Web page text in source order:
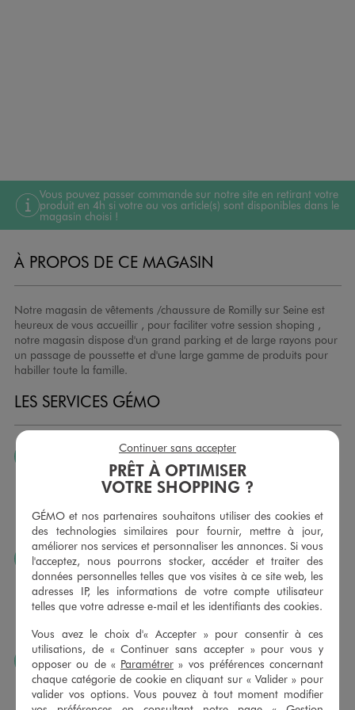
Vous pouvez passer commande sur notre site en retirant votre
produit en 4h si votre ou vos article(s) sont disponibles dans le
magasin choisi !
À PROPOS DE CE MAGASIN
Notre magasin de vêtements /chaussure de Romilly sur Seine est
heureux de vous accueillir , pour faciliter votre session shoping ,
notre magasin dispose d'un grand parking et de large rayons pour
un passage de poussette et d'une large gamme de produits pour
habiller toute la famille.
LES SERVICES GÉMO
JE PEUX CHANGER D’AVIS
Nous échangeons et vous proposons un avoir ou un
remboursement pour tout article non porté, non retouché,
sous 30 jours, sur simple présentation du ticket de caisse,
dans tous les magasins GÉMO.
JE PEUX FAIRE RETOUCHER MES ARTICLES
Ourlets, ceintures… vous avez la possibilité de faire
retoucher vos articles textiles dans nos magasins. Les tarifs
sont à votre disposition sur simple demande. Voir
conditions en magasins.
J’AIME FAIRE PLAISIR
Nous vous proposons des cartes cadeaux GÉMO d’un
montant au choix entre 10€ et 150€. Les cartes cadeau
PRÊT À OPTIMISER
VOTRE SHOPPING ?
GÉMO et nos partenaires souhaitons utiliser des cookies et
des technologies similaires pour fournir, mettre à jour,
améliorer nos services et personnaliser les annonces. Si vous
l'acceptez, nous pourrons stocker, accéder et traiter des
données personnelles telles que vos visites à ce site web, les
adresses IP, les informations de votre compte utilisateur
telles que votre adresse e-mail et les identifiants des cookies.
Vous avez le choix d'« Accepter » pour consentir à ces
utilisations, de « Continuer sans accepter » pour vous y
opposer ou de « Paramétrer » vos préférences concernant
chaque catégorie de cookie en cliquant sur « Valider » pour
valider vos options. Vous pouvez à tout moment modifier
Continuer sans accepter